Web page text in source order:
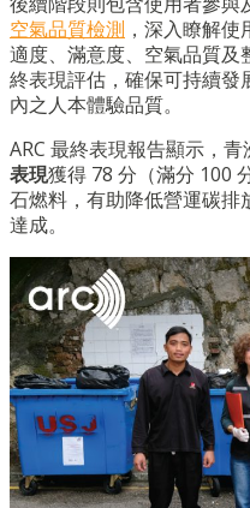
空氣品質檢測 ，深入瞭解
適度、滿意度、空氣品質及
終表現評估，確保可持續發
內之人本體驗品質。
ARC 最終表現報告顯示，
表現獲得 78 分（滿分 100
石燃料，有助降低營運碳排
達成。